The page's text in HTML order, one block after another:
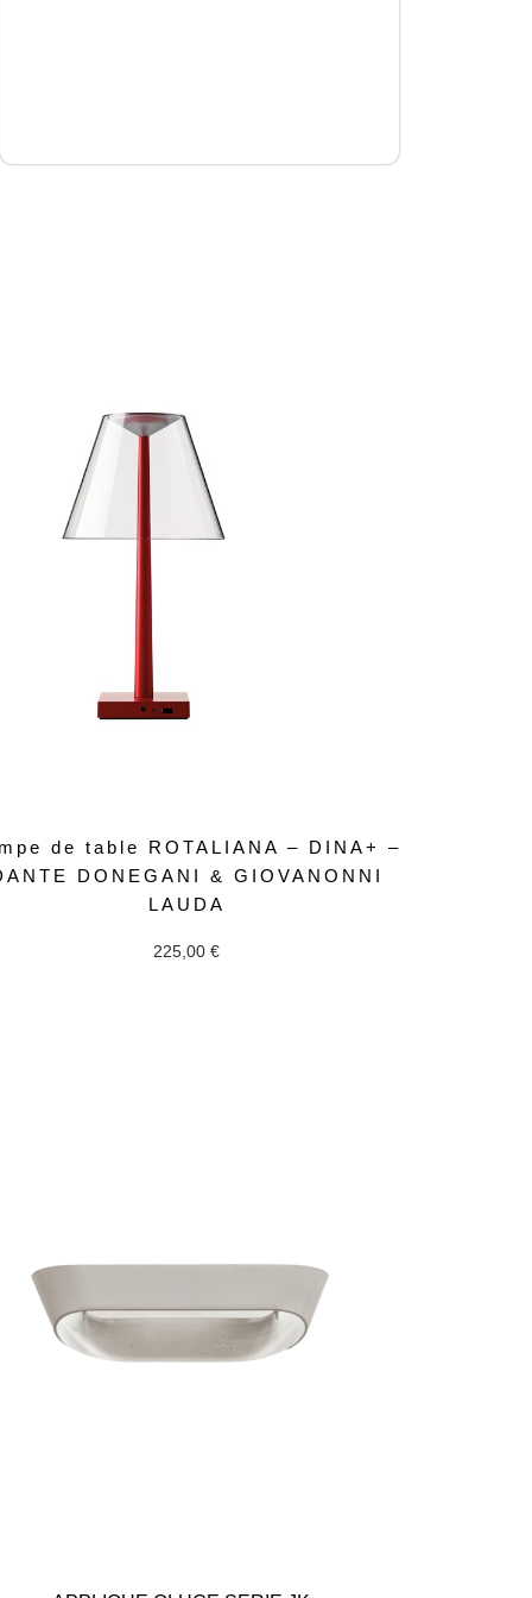
de table ROTALIANA – DINA+ –
DONEGANI & GIOVANONNI
LAUDA
225,00€